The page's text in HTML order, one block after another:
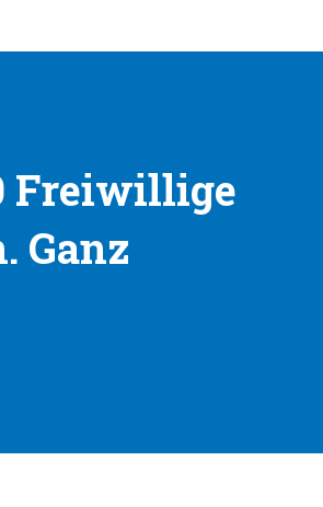
Freiwillige
Ganz